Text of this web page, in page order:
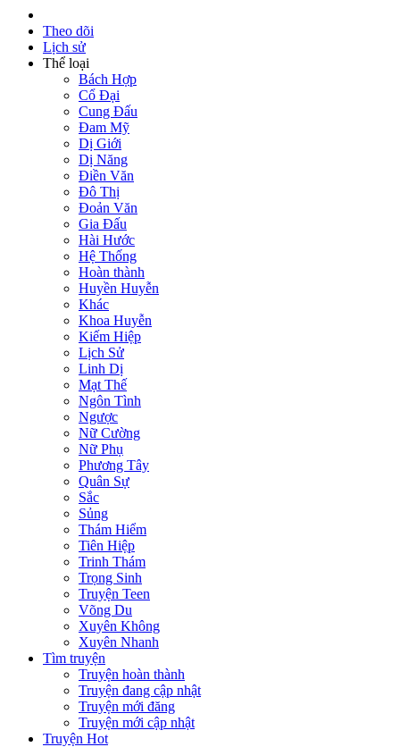
Theo dõi
Lịch sử
Thể loại
Bách Hợp
Cổ Đại
Cung Đấu
Đam Mỹ
Dị Giới
Dị Năng
Điền Văn
Đô Thị
Đoản Văn
Gia Đấu
Hài Hước
Hệ Thống
Hoàn thành
Huyền Huyễn
Khác
Khoa Huyễn
Kiếm Hiệp
Lịch Sử
Linh Dị
Mạt Thế
Ngôn Tình
Ngược
Nữ Cường
Nữ Phụ
Phương Tây
Quân Sự
Sắc
Sủng
Thám Hiểm
Tiên Hiệp
Trinh Thám
Trọng Sinh
Truyện Teen
Võng Du
Xuyên Không
Xuyên Nhanh
Tìm truyện
Truyện hoàn thành
Truyện đang cập nhật
Truyện mới đăng
Truyện mới cập nhật
Truyện Hot